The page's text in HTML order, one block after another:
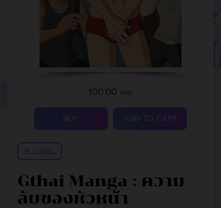
100.00 THB.
ADD TO CART
Gthai Manga : ความ
ลับของหัวหน้า